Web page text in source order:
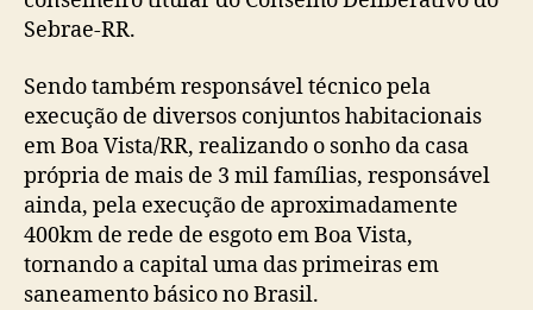
Sebrae-RR.
Sendo também responsável técnico pela
execução de diversos conjuntos habitacionais
em Boa Vista/RR, realizando o sonho da casa
própria de mais de 3 mil famílias, responsável
ainda, pela execução de aproximadamente
400km de rede de esgoto em Boa Vista,
tornando a capital uma das primeiras em
saneamento básico no Brasil.